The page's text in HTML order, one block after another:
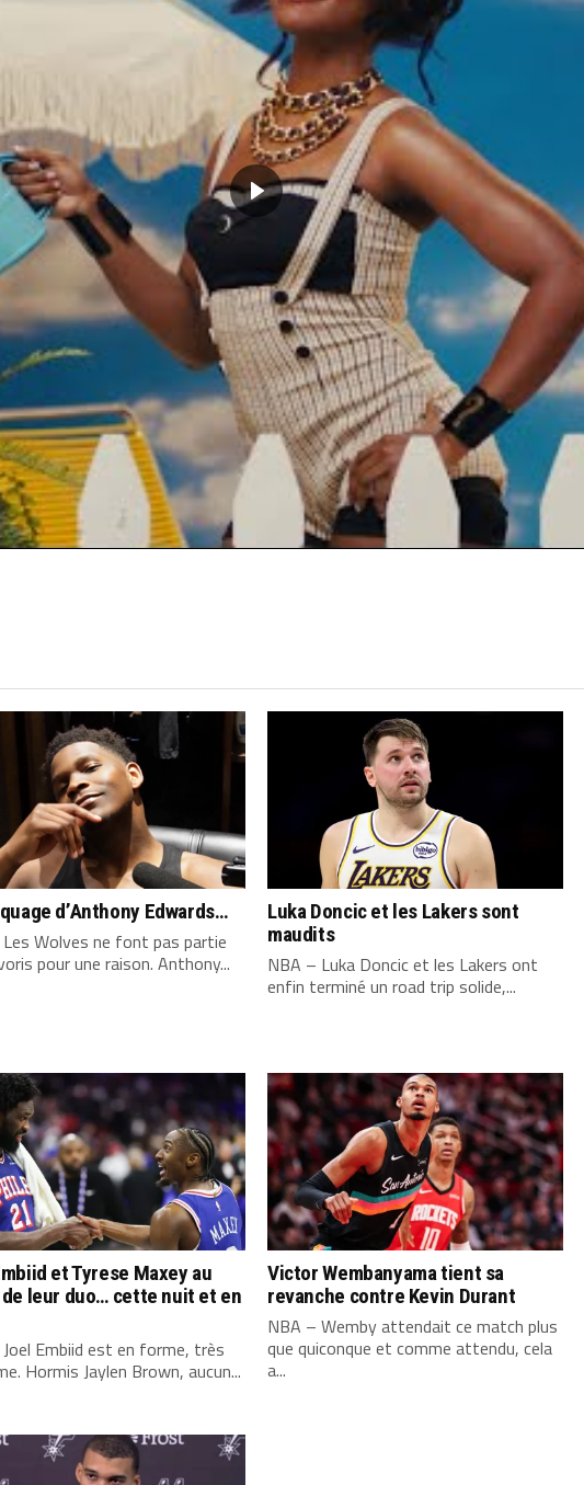
futur MVP ?
novembre 28, 2022
Dans "Actualités"
CLICK TO COMMENT
d’Anthony Edwards…
Wolves ne font pas partie
pour une raison. Anthony...
Luka Doncic et les Lakers sont
maudits
NBA – Luka Doncic et les Lakers ont
enfin terminé un road trip solide,...
et Tyrese Maxey au
leur duo… cette nuit et en
Embiid est en forme, très
Hormis Jaylen Brown, aucun...
Victor Wembanyama tient sa
revanche contre Kevin Durant
NBA – Wemby attendait ce match plus
que quiconque et comme attendu, cela
a...